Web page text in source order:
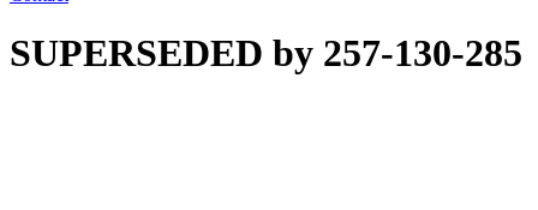
SUPERSEDED by 257-130-285